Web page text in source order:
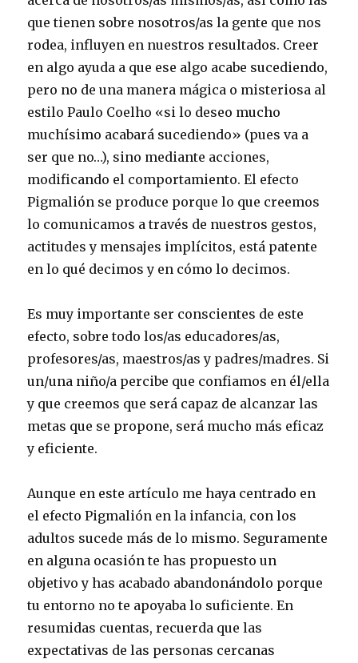
que tienen sobre nosotros/as la gente que nos
rodea, influyen en nuestros resultados. Creer
en algo ayuda a que ese algo acabe sucediendo,
pero no de una manera mágica o misteriosa al
estilo Paulo Coelho «si lo deseo mucho
muchísimo acabará sucediendo» (pues va a
ser que no…), sino mediante acciones,
modificando el comportamiento. El efecto
Pigmalión se produce porque lo que creemos
lo comunicamos a través de nuestros gestos,
actitudes y mensajes implícitos, está patente
en lo qué decimos y en cómo lo decimos.
Es muy importante ser conscientes de este
efecto, sobre todo los/as educadores/as,
profesores/as, maestros/as y padres/madres. Si
un/una niño/a percibe que confiamos en él/ella
y que creemos que será capaz de alcanzar las
metas que se propone, será mucho más eficaz
y eficiente.
Aunque en este artículo me haya centrado en
el efecto Pigmalión en la infancia, con los
adultos sucede más de lo mismo. Seguramente
en alguna ocasión te has propuesto un
objetivo y has acabado abandonándolo porque
tu entorno no te apoyaba lo suficiente. En
resumidas cuentas, recuerda que las
expectativas de las personas cercanas